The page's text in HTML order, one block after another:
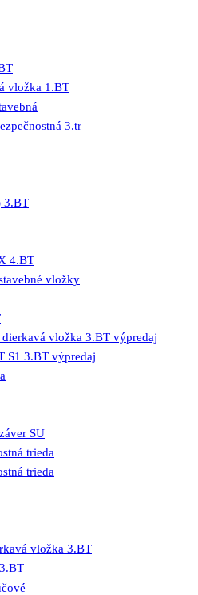
vložka 1.BT
3.tr
3.BT
4.BT
vložky
vložka 3.BT výpredaj
S1 3.BT výpredaj
SU
trieda
trieda
vložka 3.BT